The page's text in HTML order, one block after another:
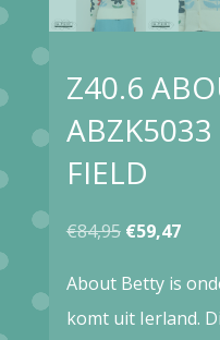
Z40.6
ABZK5033
FIELD
€84,95
was:
€59,47
About Betty is
komt uit Ierland.